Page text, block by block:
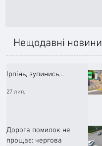
Нещодавні новини
Ірпінь, зупинись…
27 лип.
Дорога помилок не
прощає: чергова